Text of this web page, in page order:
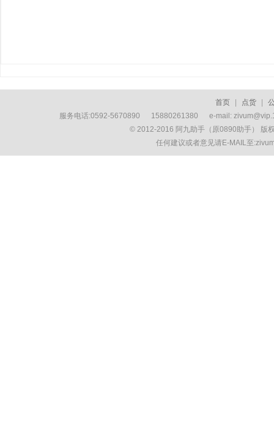
首页 点货
服务电话:0592-5670890 15880261380 e-mail:
© 2012-2016 阿九助手（原0890助手） 版
任何建议或者意见请E-MAIL至